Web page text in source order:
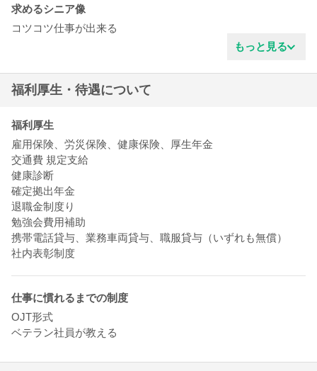
求めるシニア像
コツコツ仕事が出来る
協調性がある
明るいタイプ
責任感がある
もっと見る
福利厚生・待遇について
福利厚生
雇用保険、労災保険、健康保険、厚生年金
交通費 規定支給
健康診断
確定拠出年金
退職金制度り
勉強会費用補助
携帯電話貸与、業務車両貸与、職服貸与（いずれも無償）
社内表彰制度
仕事に慣れるまでの制度
OJT形式
ベテラン社員が教える